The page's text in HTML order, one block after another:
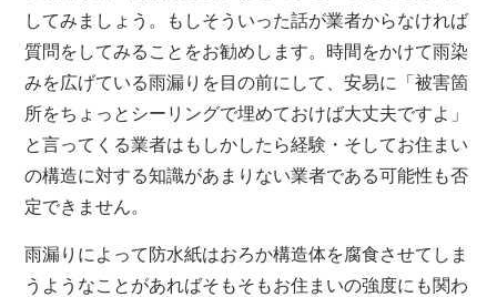
してみましょう。もしそういった話が業者からなければ
質問をしてみることをお勧めします。時間をかけて雨染
みを広げている雨漏りを目の前にして、安易に「被害箇
所をちょっとシーリングで埋めておけば大丈夫ですよ」
と言ってくる業者はもしかしたら経験・そしてお住まい
の構造に対する知識があまりない業者である可能性も否
定できません。
雨漏りによって防水紙はおろか構造体を腐食させてしま
うようなことがあればそもそもお住まいの強度にも関わ